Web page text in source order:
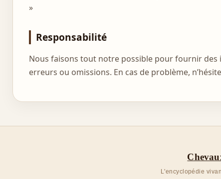
»
Responsabilité
Nous faisons tout notre possible pour fournir
erreurs ou omissions. En cas de problème,
L'encyclopédie